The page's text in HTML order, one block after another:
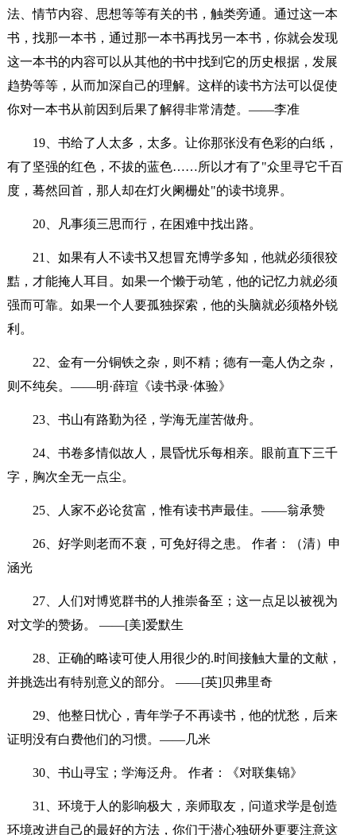
法、情节内容、思想等等有关的书，触类旁通。通过这一本
书，找那一本书，通过那一本书再找另一本书，你就会发现
这一本书的内容可以从其他的书中找到它的历史根据，发展
趋势等等，从而加深自己的理解。这样的读书方法可以促使
你对一本书从前因到后果了解得非常清楚。——李准
19、书给了人太多，太多。让你那张没有色彩的白纸，
有了坚强的红色，不拔的蓝色……所以才有了"众里寻它千百
度，蓦然回首，那人却在灯火阑栅处"的读书境界。
20、凡事须三思而行，在困难中找出路。
21、如果有人不读书又想冒充博学多知，他就必须很狡
黠，才能掩人耳目。如果一个懒于动笔，他的记忆力就必须
强而可靠。如果一个人要孤独探索，他的头脑就必须格外锐
利。
22、金有一分铜铁之杂，则不精；德有一毫人伪之杂，
则不纯矣。——明·薛瑄《读书录·体验》
23、书山有路勤为径，学海无崖苦做舟。
24、书卷多情似故人，晨昏忧乐每相亲。眼前直下三千
字，胸次全无一点尘。
25、人家不必论贫富，惟有读书声最佳。——翁承赞
26、好学则老而不衰，可免好得之患。 作者：（清）申
涵光
27、人们对博览群书的人推崇备至；这一点足以被视为
对文学的赞扬。 ——[美]爱默生
28、正确的略读可使人用很少的.时间接触大量的文献，
并挑选出有特别意义的部分。 ——[英]贝弗里奇
29、他整日忧心，青年学子不再读书，他的忧愁，后来
证明没有白费他们的习惯。——几米
30、书山寻宝；学海泛舟。 作者：《对联集锦》
31、环境于人的影响极大，亲师取友，问道求学是创造
环境改进自己的最好的方法，你们于潜心独研外更要注意这